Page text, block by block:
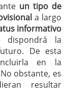
un tipo de
a largo
informativo
dispondrá la
De esta
en la
obstante, es
resultar